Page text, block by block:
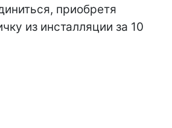
приобретя
из инсталляции за 10